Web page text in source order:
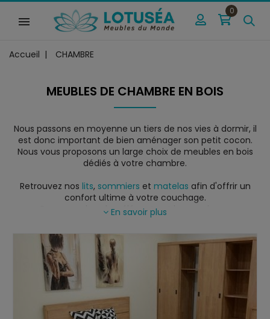
0
Accueil CHAMBRE
MEUBLES DE CHAMBRE EN BOIS
Nous passons en moyenne un tiers de nos vies à dormir, il
est donc important de bien aménager son petit cocon.
Nous vous proposons un large choix de meubles en bois
dédiés à votre chambre.
Retrouvez nos lits, sommiers et matelas afin d'offrir un
confort ultime à votre couchage.
Pour une chambre élégante et harmonieuse
accompagnez votre lit avec nos
armoires,chiffonnier,valets banc de litsen
rotin
fer forgé.
Vous avez déjà un lit et souhaitez y rajouter une tête de lit
élégante, confortable et raffinée ? C'est tout à fait
possible, découvrez notre gamme de
Différentes finitions sont au choix selon vos goûts,
retrouvez nosmeubles de chambre en bois naturel
vernis,
En savoir plus